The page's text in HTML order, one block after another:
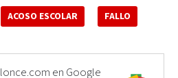
ACOSO ESCOLAR FALLO
en Google